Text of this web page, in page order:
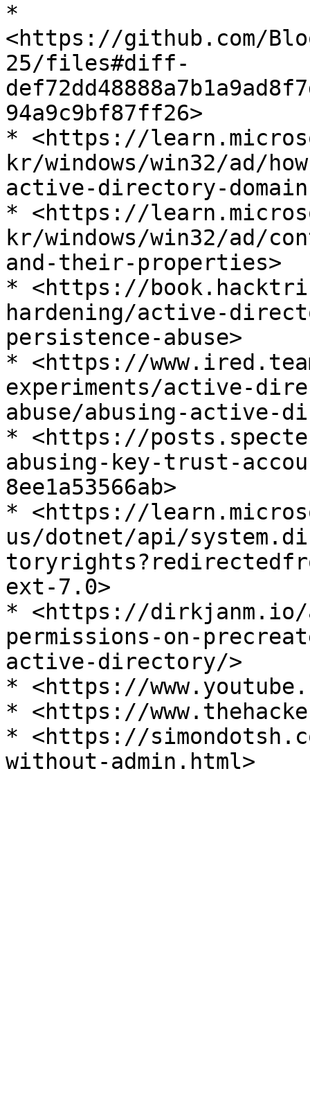
*
<https://github.com/
25/files#diff-
94a9c9bf87ff26>
* <https://
kr/windows/win32/ad/
active-directory-
* <https://
kr/windows/win32/ad/
and-their-properties>
* <https://
hardening/active-
persistence-abuse>
* <https://
experiments/active-
abuse/abusing-active-
* <https://
abusing-key-trust-
8ee1a53566ab>
* <https://
us/dotnet/api/
ext-7.0>
* <https://dirkjanm.io/
permissions-on-
active-directory/>
* <https://
* <https://
* <https://